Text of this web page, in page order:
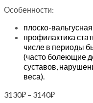
Особенности:
плоско-
профилактика
числе в периоды
(часто болеющие
суставов,
веса).
3130₽ – 3140₽Диапазон